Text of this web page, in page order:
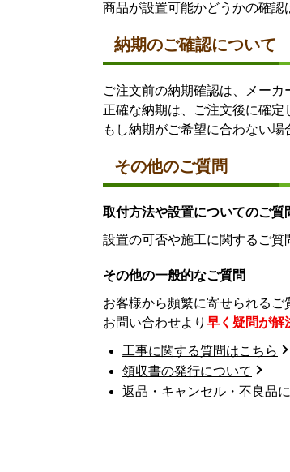
商品が設置可能かどうかの確認
納期のご確認について
ご注文前の納期確認は、メーカ
正確な納期は、ご注文後に確定
もし納期がご希望に合わない場
その他のご質問
取付方法や設置についてのご質
設置の可否や施工に関するご質
その他の一般的なご質問
お客様から頻繁に寄せられるご
お問い合わせより 早く疑問が解
工事に関する質問はこちら
領収書の発行について
返品・キャンセル・不良品